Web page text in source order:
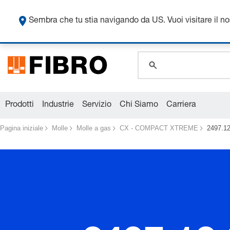
Prodotti Industrie Servizio Chi Siamo Carriera
Pagina iniziale Molle Molle a gas CX - COMPACT XTREME
Sembra che tu stia navigando da US. Vuoi visitare il